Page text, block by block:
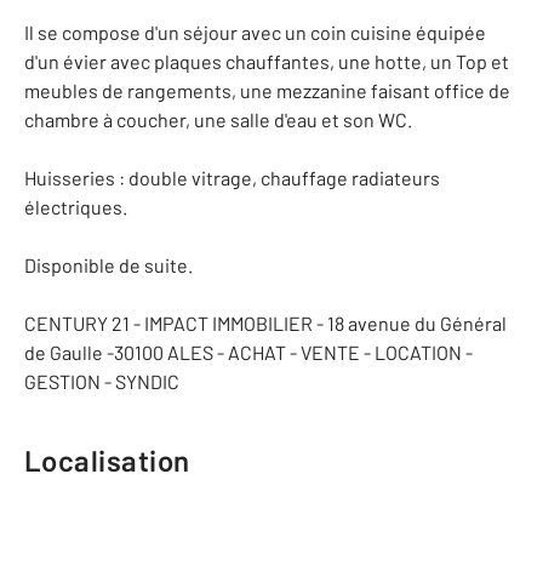
Il se compose d'un séjour avec un coin cuisine équipée
d'un évier avec plaques chauffantes, une hotte, un Top et
meubles de rangements, une mezzanine faisant office de
chambre à coucher, une salle d'eau et son WC.
Huisseries : double vitrage, chauffage radiateurs
électriques.
Disponible de suite.
CENTURY 21 - IMPACT IMMOBILIER - 18 avenue du Général
de Gaulle -30100 ALES - ACHAT - VENTE - LOCATION -
GESTION - SYNDIC
Localisation